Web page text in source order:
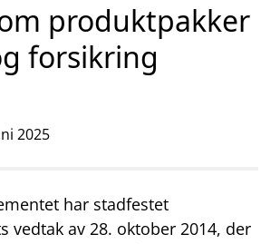
language
English
exist in English
English home page
registre
produktpakker
forsikring
2025
har stadfestet
vedtak av 28. oktober 2014, der